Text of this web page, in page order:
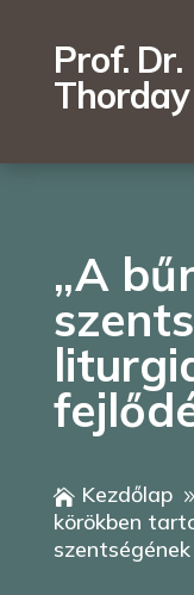
Prof. Dr.
„A
 Kezdőlap 9
körökben